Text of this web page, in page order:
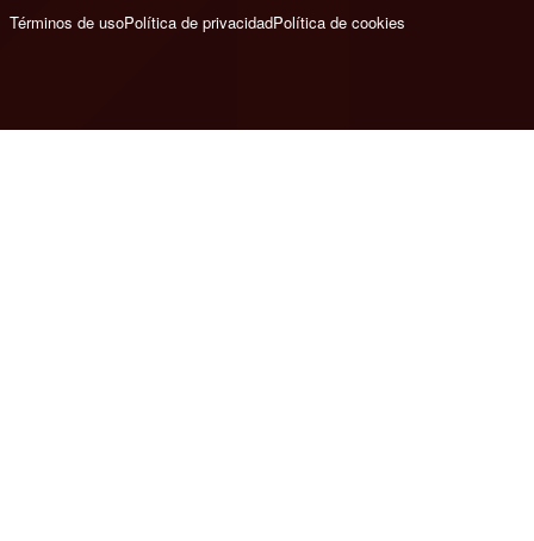
Términos de usoPolítica de privacidadPolítica de cookies